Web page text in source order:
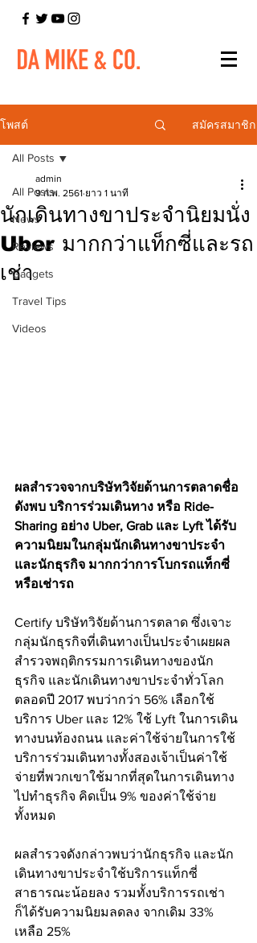
โพสต์ สมัครสมาชิก
All Posts
News
Reviews
Gadgets
Travel Tips
Videos
All Posts
นักเดินทางขาประจำนิยมนั่ง
Uber มากกว่าแท็กซี่และรถ
เช่า
admin
9 ก.พ. 2561 ยาว 1 นาที
ผลสำรวจจากบริษัทวิจัยด้านการตลาดชื่อ
ดังพบ บริการร่วมเดินทาง หรือ Ride-
Sharing อย่าง Uber, Grab และ Lyft ได้รับ
ความนิยมในกลุ่มนักเดินทางขาประจำ
และนักธุรกิจ มากกว่าการโบกรถแท็กซี่
หรือเช่ารถ
Certify บริษัทวิจัยด้านการตลาด ซึ่งเจาะ
กลุ่มนักธุรกิจที่เดินทางเป็นประจำเผยผล
สำรวจพฤติกรรมการเดินทางของนัก
ธุรกิจ และนักเดินทางขาประจำทั่วโลก
ตลอดปี 2017 พบว่ากว่า 56% เลือกใช้
บริการ Uber และ 12% ใช้ Lyft ในการเดิน
ทางบนท้องถนน และค่าใช้จ่ายในการใช้
บริการร่วมเดินทางทั้งสองเจ้าเป็นค่าใช้
จ่ายที่พวกเขาใช้มากที่สุดในการเดินทาง
ไปทำธุรกิจ คิดเป็น 9% ของค่าใช้จ่าย
ทั้งหมด
ผลสำรวจดังกล่าวพบว่านักธุรกิจ และนัก
เดินทางขาประจำใช้บริการแท็กซี่
สาธารณะน้อยลง รวมทั้งบริการรถเช่า
ก็ได้รับความนิยมลดลง จากเดิม 33%
เหลือ 25%